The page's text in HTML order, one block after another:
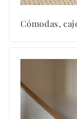
Cómodas,